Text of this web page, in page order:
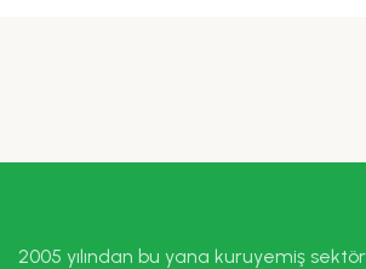
2005 yılından bu yana kuruyemiş